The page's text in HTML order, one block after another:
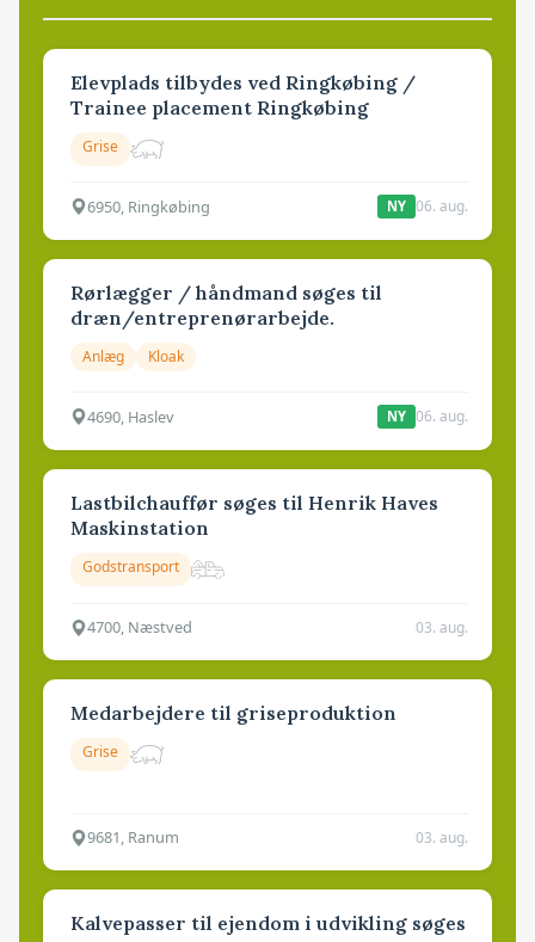
Elevplads tilbydes ved Ringkøbing /
Trainee placement Ringkøbing
Grise
6950, Ringkøbing NY 06. aug.
Rørlægger / håndmand søges til
dræn/entreprenørarbejde.
Anlæg Kloak
4690, Haslev NY 06. aug.
Lastbilchauffør søges til Henrik Haves
Maskinstation
Godstransport
4700, Næstved 03. aug.
Medarbejdere til griseproduktion
Grise
9681, Ranum 03. aug.
Kalvepasser til ejendom i udvikling søges